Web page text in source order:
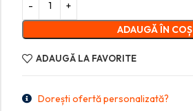
ADAUGĂ ÎN COȘ
ADAUGĂ LA FAVORITE
Dorești ofertă personalizată?